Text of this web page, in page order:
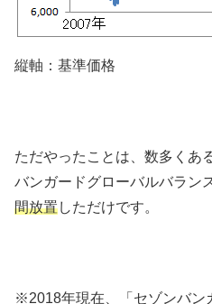
縦軸：基準価格
ただやったことは、数多くあ
バンガードグローバルバラン
間放置しただけです。
※2018年現在、「セゾンバン